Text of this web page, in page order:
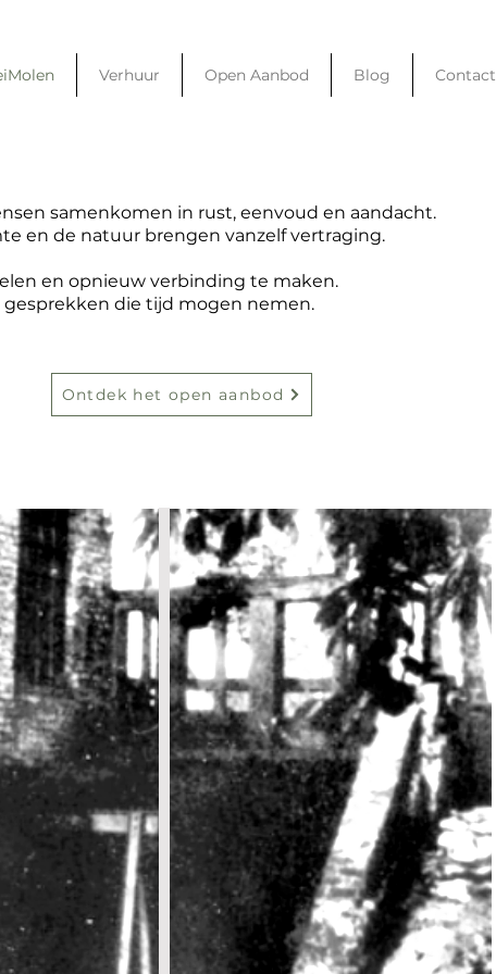
Verhuur Open Aanbod Blog Contact
samenkomen in rust, eenvoud en aandacht.
en de natuur brengen vanzelf vertraging.
en opnieuw verbinding te maken.
die tijd mogen nemen.
Ontdek het open aanbod